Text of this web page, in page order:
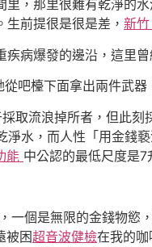
，那里很難有乾淨的
前提很是很是差， 新
疾病爆發的邊沿，這里
從吧檯下面拿出兩件武器
取流浪掉所者，但此
水，而人性「用金錢
能 中公認的最低尺度是7
一個是無限的金錢物慾
被困超音波健檢在我的